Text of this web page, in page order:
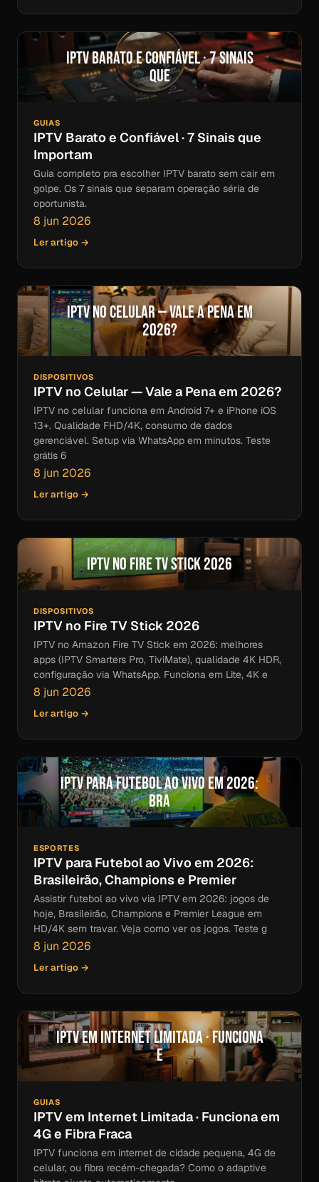
IPTV Barato e Confiável · 7 Sinais
que
GUIAS
IPTV Barato e Confiável · 7 Sinais que
Importam
Guia completo pra escolher IPTV barato sem cair em
golpe. Os 7 sinais que separam operação séria de
oportunista.
8 jun 2026
Ler artigo →
IPTV no Celular — Vale a Pena em
2026?
DISPOSITIVOS
IPTV no Celular — Vale a Pena em 2026?
IPTV no celular funciona em Android 7+ e iPhone iOS
13+. Qualidade FHD/4K, consumo de dados
gerenciável. Setup via WhatsApp em minutos. Teste
grátis 6
8 jun 2026
Ler artigo →
IPTV no Fire TV Stick 2026
DISPOSITIVOS
IPTV no Fire TV Stick 2026
IPTV no Amazon Fire TV Stick em 2026: melhores
apps (IPTV Smarters Pro, TiviMate), qualidade 4K HDR,
configuração via WhatsApp. Funciona em Lite, 4K e
8 jun 2026
Ler artigo →
IPTV para Futebol ao Vivo em 2026:
Bra
ESPORTES
IPTV para Futebol ao Vivo em 2026:
Brasileirão, Champions e Premier
Assistir futebol ao vivo via IPTV em 2026: jogos de
hoje, Brasileirão, Champions e Premier League em
HD/4K sem travar. Veja como ver os jogos. Teste g
8 jun 2026
Ler artigo →
IPTV em Internet Limitada · Funciona
e
GUIAS
IPTV em Internet Limitada · Funciona em
4G e Fibra Fraca
IPTV funciona em internet de cidade pequena, 4G de
celular, ou fibra recém-chegada? Como o adaptive